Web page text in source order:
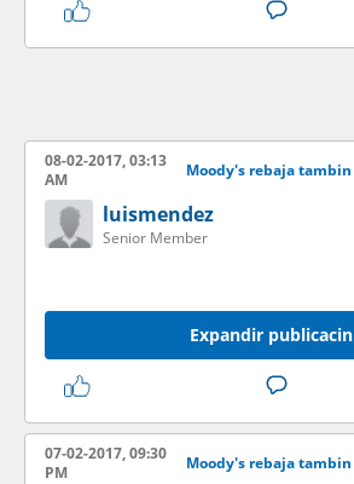
08-02-2017, 03:13
AM
luismendez
Senior Member
Expandir publicacin
07-02-2017, 09:30
PM